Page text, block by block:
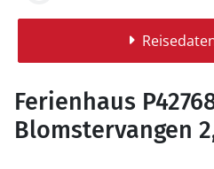
Ferienhaus
Blomstervangen